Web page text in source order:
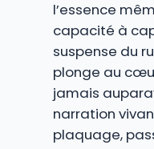
l’essence
capacité à
suspense du
plonge au
jamais
narration
plaquage,